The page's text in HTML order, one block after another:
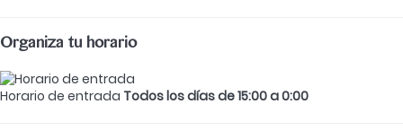
Organiza tu horario
Horario de entrada Todos los días de 15:00 a 0:00